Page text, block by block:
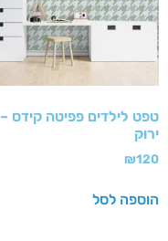
טפט לילדים פפיטה קידס –
ירוק
₪120
הוספה לסל